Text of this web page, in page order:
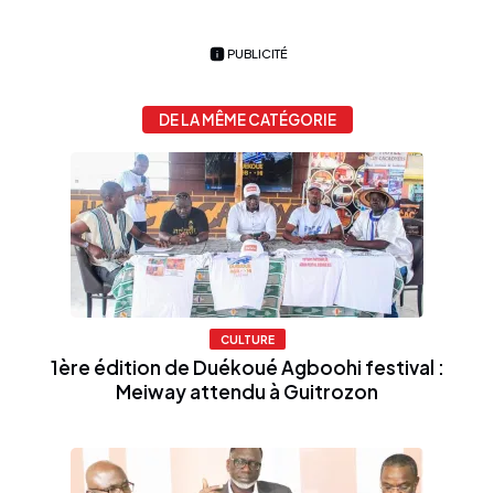
PUBLICITÉ
DE LA MÊME CATÉGORIE
CULTURE
1ère édition de Duékoué Agboohi festival :
Meiway attendu à Guitrozon